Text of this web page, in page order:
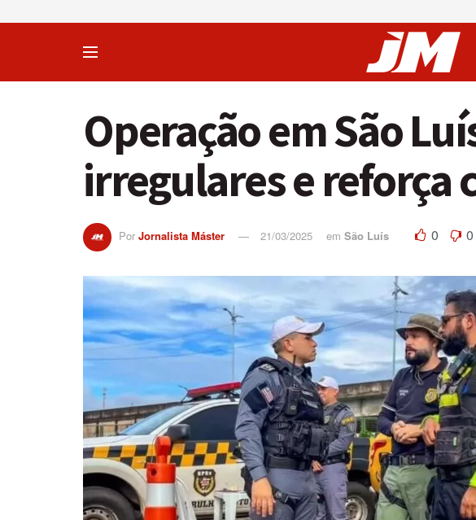
Operação em São
irregulares e reforça
Por Jornalista Máster 21/03/2025 em São Luís 0 0